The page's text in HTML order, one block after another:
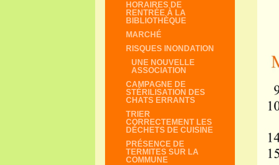
HORAIRES DE
RENTRÉE À LA
BIBLIOTHÈQUE
MARCHÉ
RISQUES INONDATION
UNE NOUVELLE
ASSOCIATION
CAMPAGNE DE
STÉRILISATION DES
CHATS ERRANTS
TRIER
CORRECTEMENT LES
DÉCHETS DE CUISINE
PRÉSENCE DE
TERMITES SUR LA
COMMUNE